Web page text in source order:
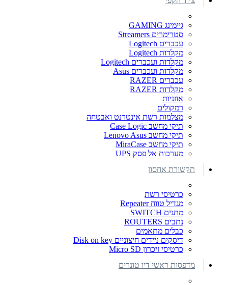
גיימינג GAMING
סטרימרים Streamers
עכברים Logitech
מקלדות Logitech
מקלדות ועכברים Logitech
מקלדות ועכברים Asus
עכברים RAZER
מקלדות RAZER
אוזניות
רמקולים
מצלמות רשת אינטרנט ואבטחה
תיקי מחשב Case Logic
תיקי מחשב Lenovo Asus
תיקי מחשב MiraCase
מערכות אל פסק UPS
תקשורת אחסון
כרטיסי רשת
מגדיל טווח Repeater
מתגים SWITCH
נתבים ROUTERS
כבלים מתאמים
דיסקים ניידים חיצוניים Disk on key
כרטיסי זיכרון Micro SD
מדפסות ראשי דיו טונרים